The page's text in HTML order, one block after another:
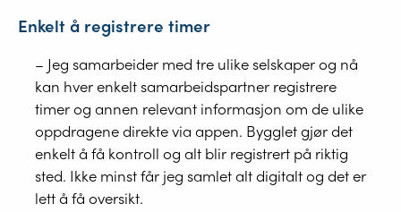
Enkelt å registrere timer
– Jeg samarbeider med tre ulike selskaper og nå
kan hver enkelt samarbeidspartner registrere
timer og annen relevant informasjon om de ulike
oppdragene direkte via appen. Bygglet gjør det
enkelt å få kontroll og alt blir registrert på riktig
sted. Ikke minst får jeg samlet alt digitalt og det er
lett å få oversikt.